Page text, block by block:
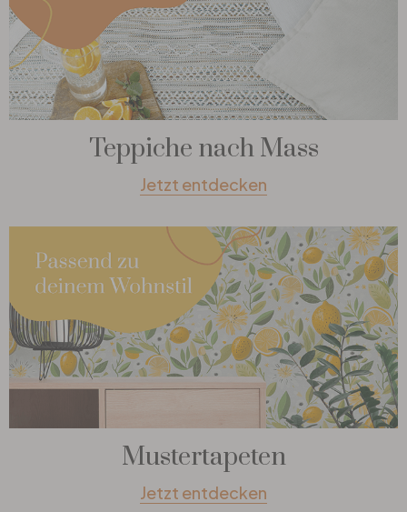
Teppiche nach Mass
Jetzt entdecken
Mustertapeten
Jetzt entdecken